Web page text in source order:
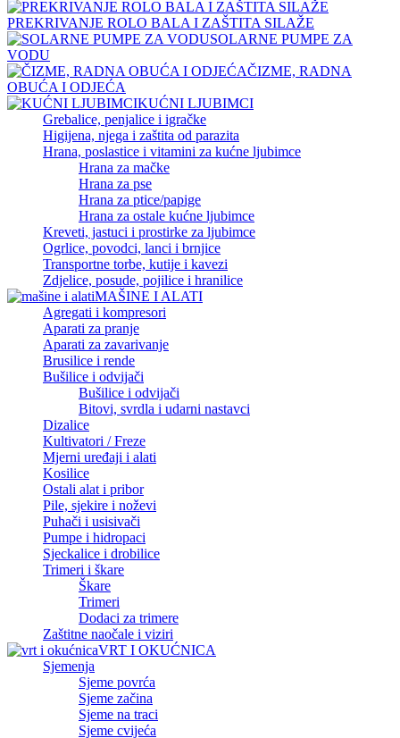
PREKRIVANJE ROLO BALA I ZAŠTITA SILAŽE
SOLARNE PUMPE ZA
VODU
ČIZME, RADNA
OBUĆA I ODJEĆA
KUĆNI LJUBIMCI
Grebalice, penjalice i igračke
Higijena, njega i zaštita od parazita
Hrana, poslastice i vitamini za kućne ljubimce
Hrana za mačke
Hrana za pse
Hrana za ptice/papige
Hrana za ostale kućne ljubimce
Kreveti, jastuci i prostirke za ljubimce
Ogrlice, povodci, lanci i brnjice
Transportne torbe, kutije i kavezi
Zdjelice, posude, pojilice i hranilice
MAŠINE I ALATI
Agregati i kompresori
Aparati za pranje
Aparati za zavarivanje
Brusilice i rende
Bušilice i odvijači
Bušilice i odvijači
Bitovi, svrdla i udarni nastavci
Dizalice
Kultivatori / Freze
Mjerni uređaji i alati
Kosilice
Ostali alat i pribor
Pile, sjekire i noževi
Puhači i usisivači
Pumpe i hidropaci
Sjeckalice i drobilice
Trimeri i škare
Škare
Trimeri
Dodaci za trimere
Zaštitne naočale i viziri
VRT I OKUĆNICA
Sjemenja
Sjeme povrća
Sjeme začina
Sjeme na traci
Sjeme cvijeća